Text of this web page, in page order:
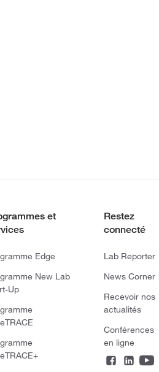
et
Edge
New Lab
Up
Restez
connecté
Lab Reporter
News Corner
Recevoir nos
actualités
Conférences
en ligne